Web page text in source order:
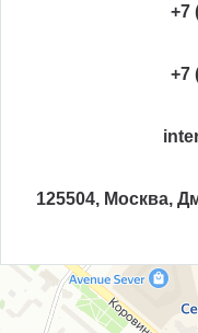
+7
+7
125504, Москва,